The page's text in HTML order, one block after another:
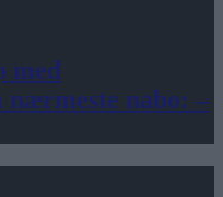
med
nærmeste nabo: –